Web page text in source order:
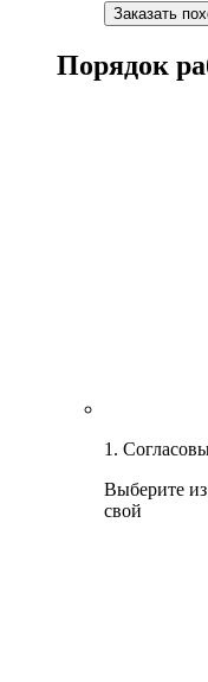
Заказать
Порядок
1.
Выберите
свой